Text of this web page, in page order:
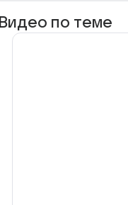
Видео по теме